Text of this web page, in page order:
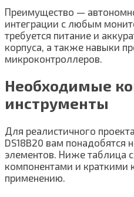
Преимущество —
интеграции с любым
требуется питание и
корпуса, а также навыки
микроконтроллеров.
Необходимые
инструменты
Для реалистичного
DS18B20 вам понадобятся
элементов. Ниже таблица
компонентами и краткими
применению.